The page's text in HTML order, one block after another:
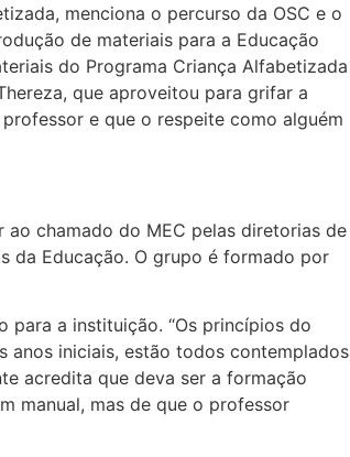
menciona o percurso da OSC e o
de materiais para a Educação
do Programa Criança Alfabetizada
que aproveitou para grifar a
e que o respeite como alguém
chamado do MEC pelas diretorias de
da Educação. O grupo é formado por
a instituição. “Os princípios do
anos iniciais, estão todos contemplados
acredita que deva ser a formação
manual, mas de que o professor